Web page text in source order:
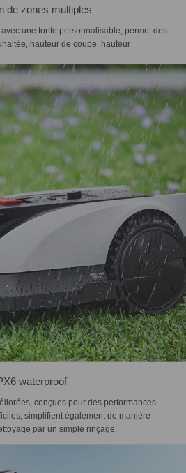
de zones multiples
une tonte personnalisable, permet des
hauteur de coupe, hauteur
waterproof
conçues pour des performances
simplifient également de manière
par un simple rinçage.